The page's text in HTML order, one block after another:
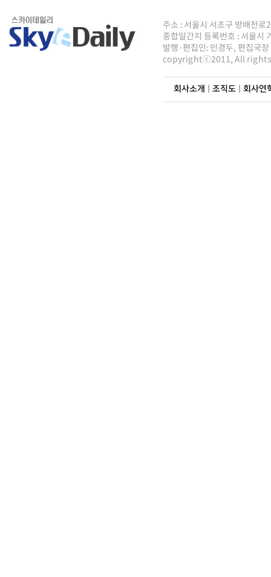
주소 : 서울시 서초구 방배천
종합일간지 등록번호 : 서울
발행·편집인: 민경두, 편집국
copyrightⓒ2011, All rights
회사소개 조직도| 회사연